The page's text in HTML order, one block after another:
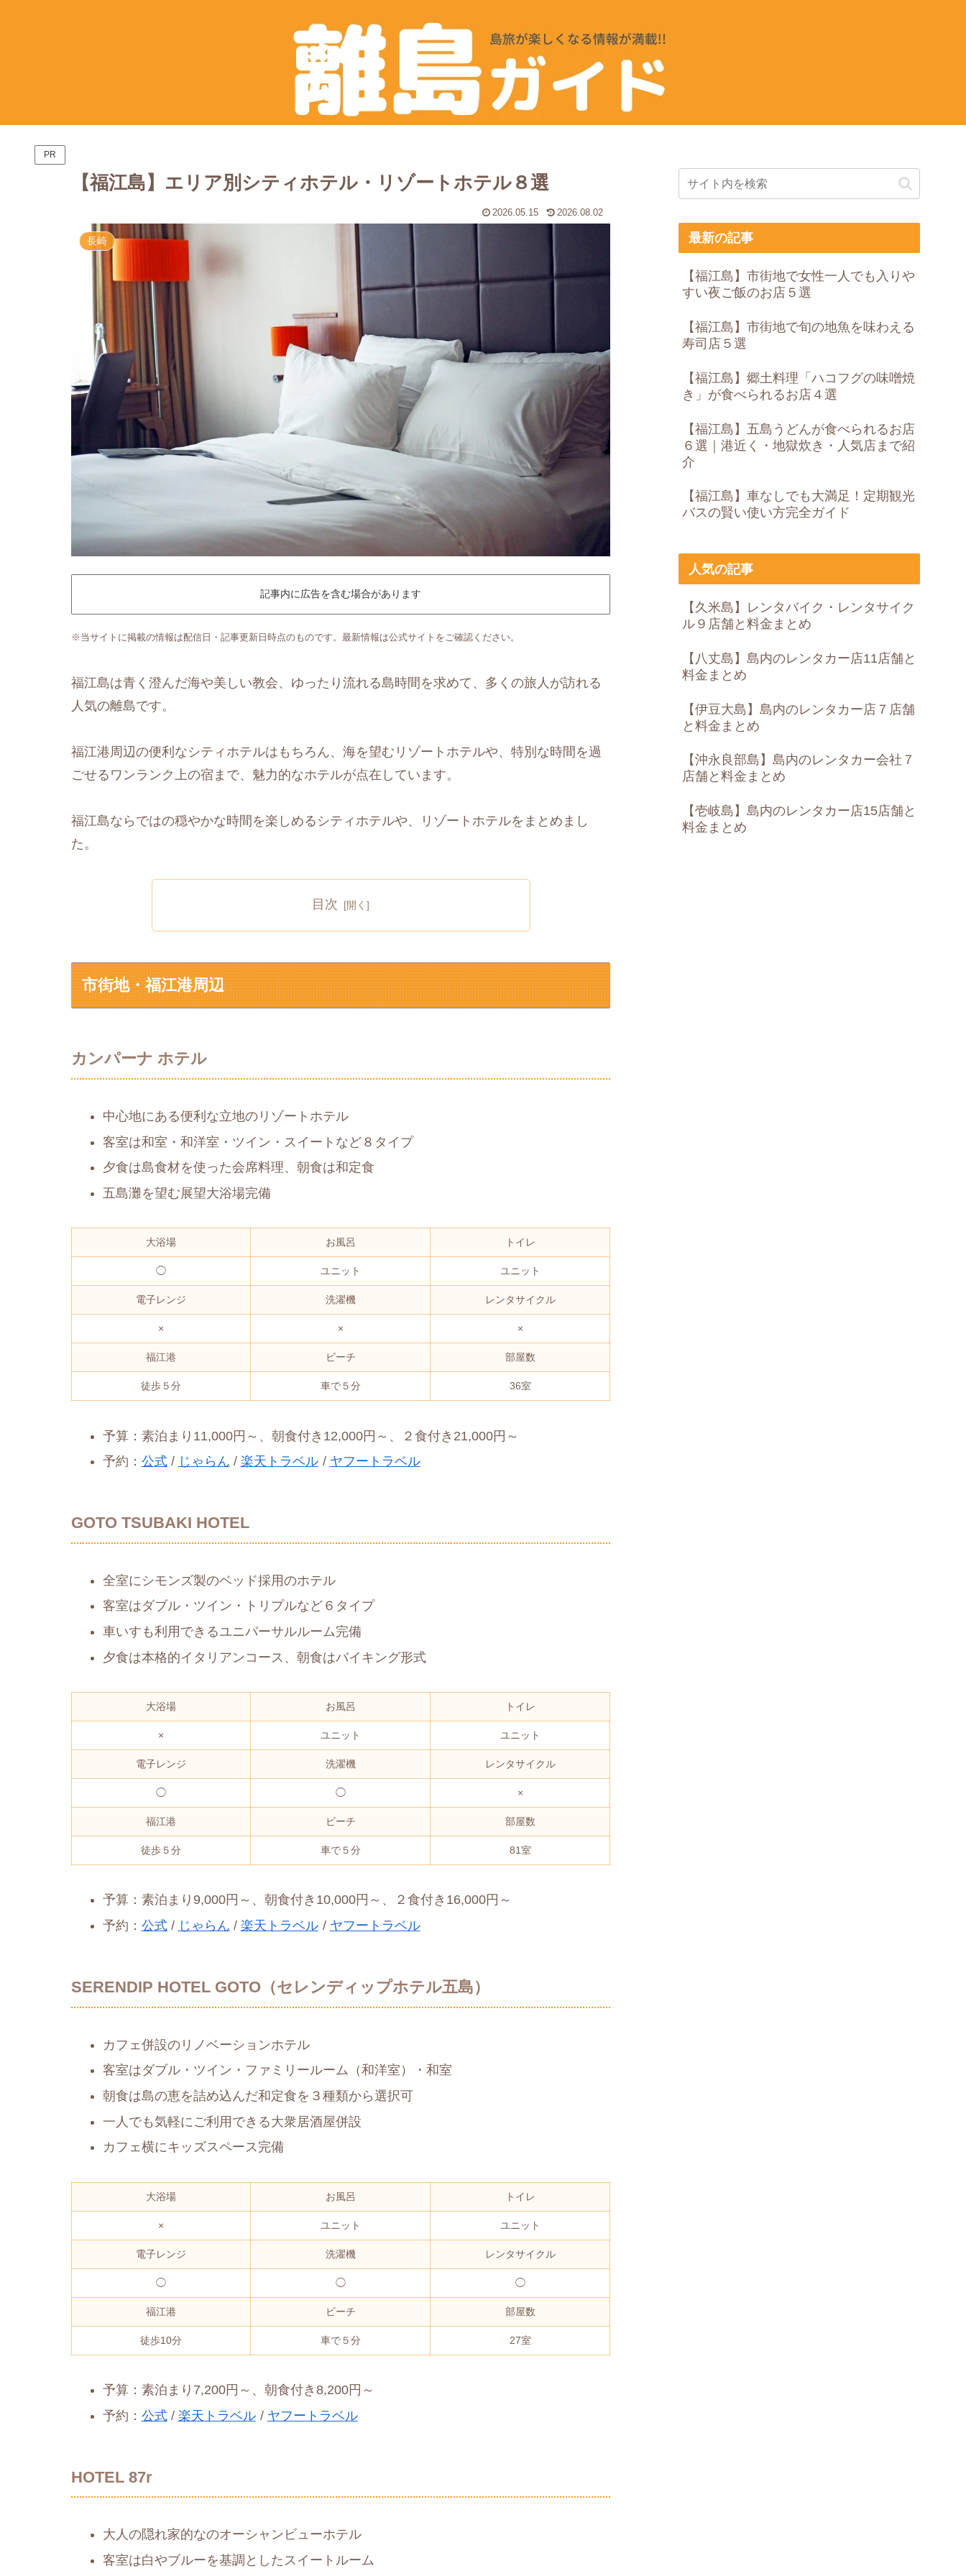
PR
【福江島】エリア別シティホテル・リゾートホテル８選
2026.05.15 2026.08.02
長崎
記事内に広告を含む場合があります
※当サイトに掲載の情報は配信日・記事更新日時点のものです。最新情報は公式サイトをご確認ください。
福江島は青く澄んだ海や美しい教会、ゆったり流れる島時間を求めて、多くの旅人が訪れる
人気の離島です。
福江港周辺の便利なシティホテルはもちろん、海を望むリゾートホテルや、特別な時間を過
ごせるワンランク上の宿まで、魅力的なホテルが点在しています。
福江島ならではの穏やかな時間を楽しめるシティホテルや、リゾートホテルをまとめまし
た。
目次
市街地・福江港周辺
カンパーナ ホテル
中心地にある便利な立地のリゾートホテル
客室は和室・和洋室・ツイン・スイートなど８タイプ
夕食は島食材を使った会席料理、朝食は和定食
五島灘を望む展望大浴場完備
大浴場 お風呂 トイレ
◯ ユニット ユニット
電子レンジ 洗濯機 レンタサイクル
× × ×
福江港 ビーチ 部屋数
徒歩５分 車で５分 36室
予算：素泊まり11,000円～、朝食付き12,000円～、２食付き21,000円～
予約： 公式/ じゃらん / 楽天トラベル / ヤフートラベル
GOTO TSUBAKI HOTEL
全室にシモンズ製のベッド採用のホテル
客室はダブル・ツイン・トリプルなど６タイプ
車いすも利用できるユニバーサルルーム完備
夕食は本格的イタリアンコース、朝食はバイキング形式
大浴場 お風呂 トイレ
× ユニット ユニット
電子レンジ 洗濯機 レンタサイクル
◯ ◯ ×
福江港 ビーチ 部屋数
徒歩５分 車で５分 81室
予算：素泊まり9,000円～、朝食付き10,000円～、２食付き16,000円～
予約： 公式/ じゃらん / 楽天トラベル / ヤフートラベル
SERENDIP HOTEL GOTO（セレンディップホテル五島）
カフェ併設のリノベーションホテル
客室はダブル・ツイン・ファミリールーム（和洋室）・和室
朝食は島の恵を詰め込んだ和定食を３種類から選択可
一人でも気軽にご利用できる大衆居酒屋併設
カフェ横にキッズスペース完備
大浴場 お風呂 トイレ
× ユニット ユニット
電子レンジ 洗濯機 レンタサイクル
◯ ◯ ◯
福江港 ビーチ 部屋数
徒歩10分 車で５分 27室
予算：素泊まり7,200円～、朝食付き8,200円～
予約： 公式/ 楽天トラベル / ヤフートラベル
HOTEL 87r
大人の隠れ家的なのオーシャンビューホテル
客室は白やブルーを基調としたスイートルーム
最新の記事
【福江島】市街地で女性一人でも入りや
すい夜ご飯のお店５選
【福江島】市街地で旬の地魚を味わえる
寿司店５選
【福江島】郷土料理「ハコフグの味噌焼
き」が食べられるお店４選
【福江島】五島うどんが食べられるお店
６選｜港近く・地獄炊き・人気店まで紹
介
【福江島】車なしでも大満足！定期観光
バスの賢い使い方完全ガイド
人気の記事
【久米島】レンタバイク・レンタサイク
ル９店舗と料金まとめ
【八丈島】島内のレンタカー店11店舗と
料金まとめ
【伊豆大島】島内のレンタカー店７店舗
と料金まとめ
【沖永良部島】島内のレンタカー会社７
店舗と料金まとめ
【壱岐島】島内のレンタカー店15店舗と
料金まとめ